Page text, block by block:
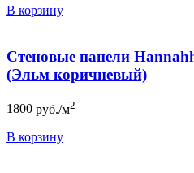
В корзину
Стеновые панели
(Эльм коричневый)
1800 руб./м2
В корзину